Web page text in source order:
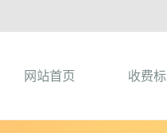
网站首页 收费